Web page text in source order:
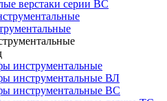
верстаки серии ВС
инструментальные
инструментальные ВЛ
инструментальные ВС